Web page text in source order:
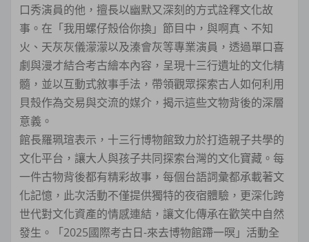
口秀演員的他，擅長以幽默又深刻的方式詮釋文化故
事。在「我用螺仔殼佮你換」節目中，與啊真、不知
火、天灰灰儀濛濛以及溱會灰等專業演員，透過單口喜
劇與漫才結合考古繪本內容，呈現十三行遺址的文化精
髓，並以互動式敘事手法，帶領觀眾探索古人如何利用
貝殼作為交易與交流的媒介，揭示這些文物背後的深層
意義。
館長羅珮瑄表示，十三行博物館致力於打造親子共學的
文化平台，讓大人與孩子共同探索台灣的文化寶藏。每
一件古物背後都有精彩故事，每個台語詞彙都承載著文
化記憶，此次活動不僅提供獨特的夜宿體驗，更深化跨
世代對文化資產的情感連結，讓文化傳承在歡笑中自然
發生。「2025國際考古日-來去博物館蹛一暝」活動全